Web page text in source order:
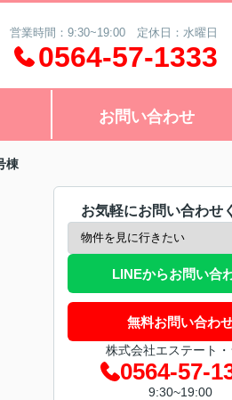
営業時間：9:30~19:00 定休日：水曜日
0564-57-1333
お問い合わせ
棟
お気軽にお問い合わせ
LINEからお問い合
無料お問い合わ
株式会社エステート
0564-57-
9:30~19:00